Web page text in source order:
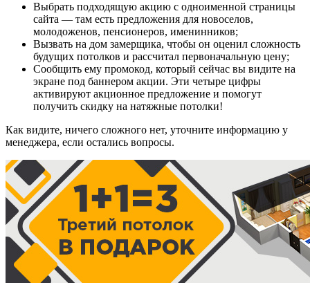
Выбрать подходящую акцию с одноименной страницы
сайта — там есть предложения для новоселов,
молодоженов, пенсионеров, именинников;
Вызвать на дом замерщика, чтобы он оценил сложность
будущих потолков и рассчитал первоначальную цену;
Сообщить ему промокод, который сейчас вы видите на
экране под баннером акции. Эти четыре цифры
активируют акционное предложение и помогут
получить скидку на натяжные потолки!
Как видите, ничего сложного нет, уточните информацию у
менеджера, если остались вопросы.